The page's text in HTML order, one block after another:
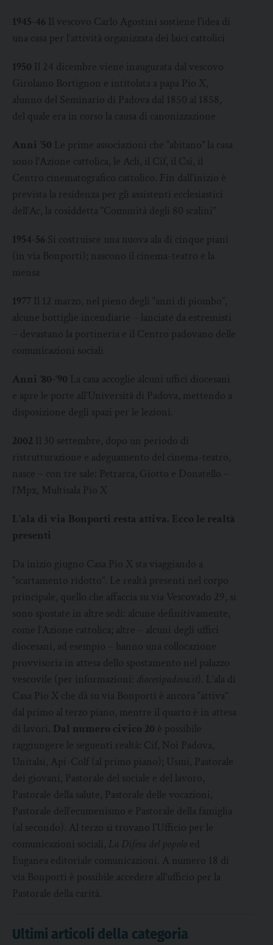
1945-46 Il vescovo Carlo Agostini sostiene l’idea di
una casa per l’attività organizzata dei laici cattolici
1950 Il 24 dicembre viene inaugurata dal vescovo
Girolamo Bortignon e intitolata a papa Pio X,
alunno del Seminario di Padova dal 1850 al 1858,
del quale era in corso la causa di canonizzazione
Anni ’50 Le prime associazioni che “abitano” la casa
sono l’Azione cattolica, le Acli, il Cif, il Csi, il
Centro cinematografico cattolico. Fin dall’inizio è
prevista la residenza per gli assistenti ecclesiastici
dell’Ac, la cosiddetta “Comunità degli 80 scalini”
1954-56 Si costruisce una nuova ala di cinque piani
(in via Bonporti); nascono il cinema-teatro e la
mensa
1977 Il 12 marzo, nel pieno degli “anni di piombo”,
alcune bottiglie incendiarie – lanciate da estremisti
– devastano la portineria e il Centro padovano delle
comunicazioni sociali
Anni ’80-‘90 La casa accoglie alcuni uffici diocesani
e apre le porte all’Università di Padova, mettendo a
disposizione degli spazi per le lezioni.
2002 Il 30 settembre, dopo un periodo di
ristrutturazione e adeguamento del cinema-teatro,
nasce – con tre sale: Petrarca, Giotto e Donatello –
l’Mpx, Multisala Pio X
L’ala di via Bonporti resta attiva. Ecco le realtà
presenti
Da inizio giugno Casa Pio X sta viaggiando a
“scartamento ridotto”. Le realtà presenti nel corpo
principale, quello che affaccia su via Vescovado 29, si
sono spostate in altre sedi: alcune definitivamente,
come l’Azione cattolica; altre – alcuni degli uffici
diocesani, ad esempio – hanno una collocazione
provvisoria in attesa dello spostamento nel palazzo
vescovile (per informazioni:
diocesipadova.it). L’ala di
Casa Pio X che dà su via Bonporti è ancora “attiva”
dal primo al terzo piano, mentre il quarto è in attesa
di lavori. Dal numero civico 20 è possibile
raggiungere le seguenti realtà: Cif, Noi Padova,
Unitalsi, Api-Colf (al primo piano); Usmi, Pastorale
dei giovani, Pastorale del sociale e del lavoro,
Pastorale della salute, Pastorale delle vocazioni,
Pastorale dell’ecumenismo e Pastorale della famiglia
(al secondo). Al terzo si trovano l’Ufficio per le
comunicazioni sociali, La Difesa del popolo ed
Euganea editoriale comunicazioni. A numero 18 di
via Bonporti è possibile accedere all’ufficio per la
Pastorale della carità.
Ultimi articoli della categoria